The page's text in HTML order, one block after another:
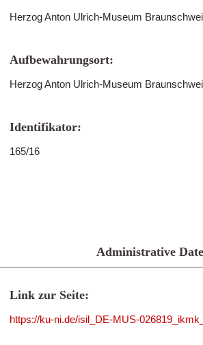
Herzog Anton Ulrich-Museum
Aufbewahrungsort:
Herzog Anton Ulrich-Museum
Identifikator:
165/16
Administrative
Link zur Seite:
https://ku-ni.de/isil_DE-MUS-